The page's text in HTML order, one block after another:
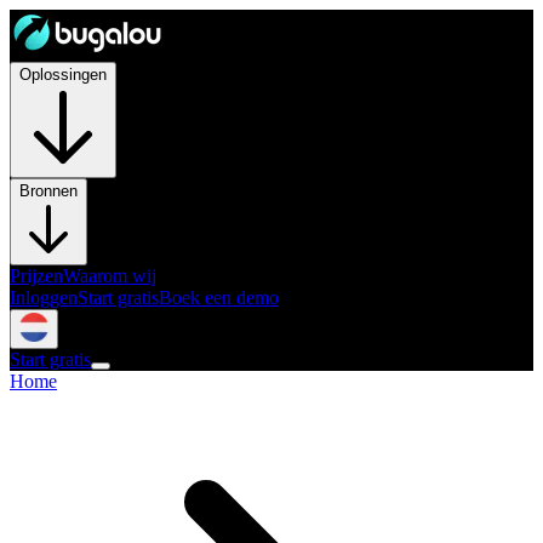
Oplossingen
Bronnen
PrijzenWaarom wij
InloggenStart gratisBoek een demo
Start gratis
Home